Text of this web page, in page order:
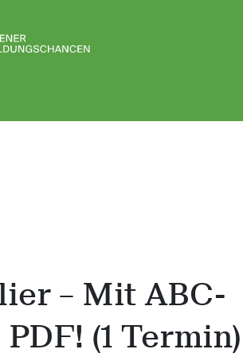
– Mit ABC-
(1 Termin)